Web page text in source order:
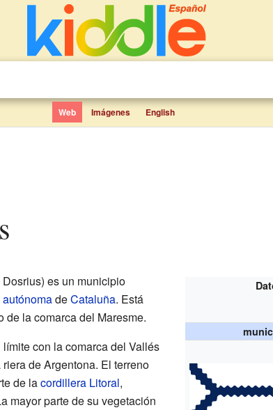
Web Imágenes English
es un municipio
deCataluña. Está
de la comarca del Maresme.
con la comarca del Vallés
de Argentona. El terreno
de lacordillera Litoral,
mayor parte de su vegetación